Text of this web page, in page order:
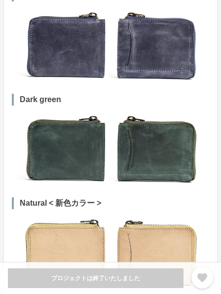
プロジェクトは終了いたしました favorite
Dark green
Natural < 新色カラー >